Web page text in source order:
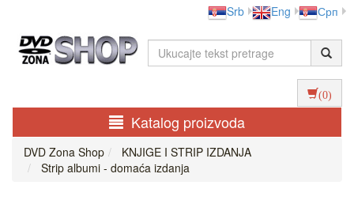
Srb Eng Срп
(0)
Katalog proizvoda
DVD Zona Shop
KNJIGE I STRIP IZDANJA
Strip albumi - domaća izdanja